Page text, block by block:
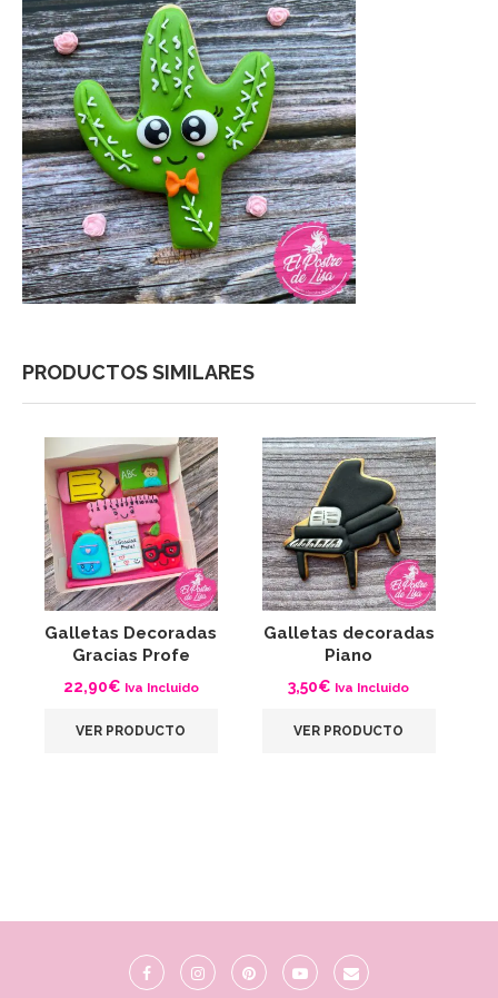
PRODUCTOS SIMILARES
Galletas Decoradas
Gracias Profe
22,90€ Iva Incluido
VER PRODUCTO
Galletas decoradas
Piano
3,50€ Iva Incluido
VER PRODUCTO